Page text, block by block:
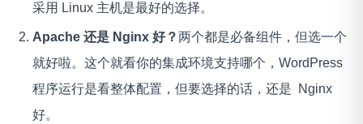
采用 Linux 主机是最好的选择。
Apache 还是 Nginx 好？两个都是必备组件，但选一个
就好啦。这个就看你的集成环境支持哪个，WordPress
程序运行是看整体配置，但要选择的话，还是 Nginx
好。